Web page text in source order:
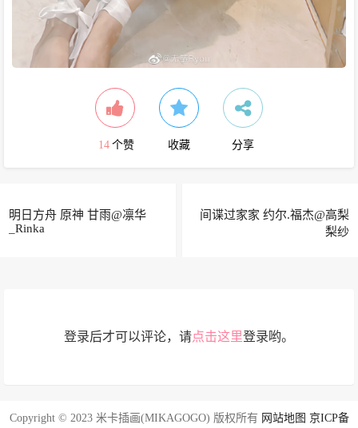
14 个赞 收藏 分享
明日方舟 原神 甘雨@凛华
_Rinka
间谍过家家 约尔.福杰@高梨
梨纱
登录后才可以评论，请点击这里登录哟。
Copyright © 2023 米卡插画(MIKAGOGO) 版权所有 网站地图 京ICP备